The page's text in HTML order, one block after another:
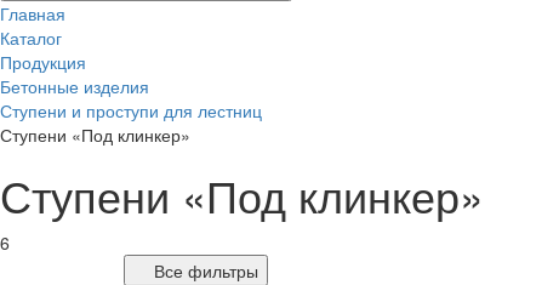
Главная
Каталог
Продукция
Бетонные изделия
Ступени и проступи для лестниц
Ступени «Под клинкер»
Ступени «Под клинкер»
6
Все фильтры